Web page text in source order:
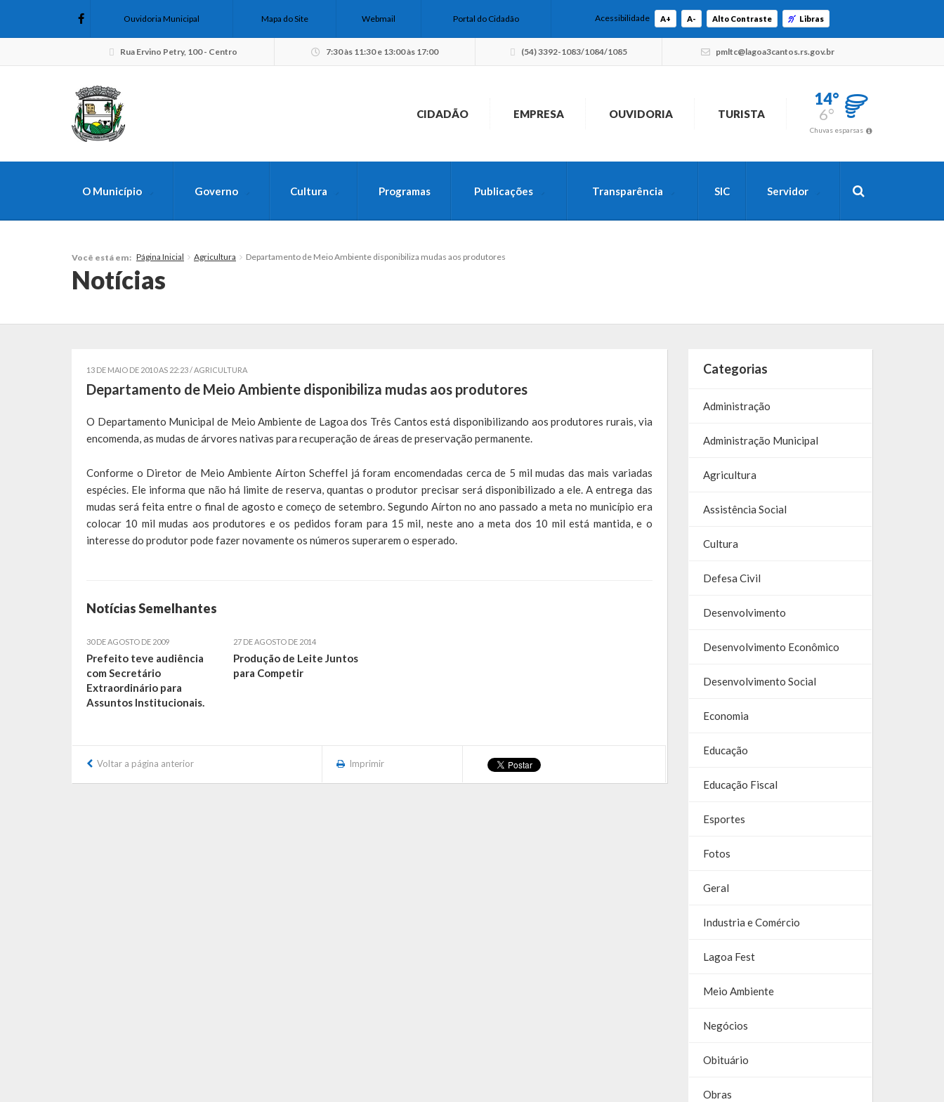
Ouvidoria Municipal Mapa do Site Webmail Portal do Cidadão Acessibilidade A+ A- Alto Contraste Libras
Rua Ervino Petry, 100 - Centro 7:30 às 11:30 e 13:00 às 17:00 (54) 3392-1083/1084/1085 pmltc@lagoa3cantos.rs.gov.br
CIDADÃO EMPRESA OUVIDORIA TURISTA
14°
6°
Chuvas esparsas
O Município Governo Cultura Programas Publicações Transparência SIC Servidor
Você está em: Página Inicial Agricultura Departamento de Meio Ambiente disponibiliza mudas aos produtores
Notícias
13 DE MAIO DE 2010 AS 22:23 /AGRICULTURA
Departamento de Meio Ambiente disponibiliza mudas aos produtores
O Departamento Municipal de Meio Ambiente de Lagoa dos Três Cantos está disponibilizando aos produtores rurais, via
encomenda, as mudas de árvores nativas para recuperação de áreas de preservação permanente.
Conforme o Diretor de Meio Ambiente Aírton Scheffel já foram encomendadas cerca de 5 mil mudas das mais variadas
espécies. Ele informa que não há limite de reserva, quantas o produtor precisar será disponibilizado a ele. A entrega das
mudas será feita entre o final de agosto e começo de setembro. Segundo Aírton no ano passado a meta no município era
colocar 10 mil mudas aos produtores e os pedidos foram para 15 mil, neste ano a meta dos 10 mil está mantida, e o
interesse do produtor pode fazer novamente os números superarem o esperado.
Notícias Semelhantes
30 DE AGOSTO DE 2009
Prefeito teve audiência
com Secretário
Extraordinário para
Assuntos Institucionais.
27 DE AGOSTO DE 2014
Produção de Leite Juntos
para Competir
Voltar a página anterior Imprimir
Categorias
Administração
Administração Municipal
Agricultura
Assistência Social
Cultura
Defesa Civil
Desenvolvimento
Desenvolvimento Econômico
Desenvolvimento Social
Economia
Educação
Educação Fiscal
Esportes
Fotos
Geral
Industria e Comércio
Lagoa Fest
Meio Ambiente
Negócios
Obituário
Obras